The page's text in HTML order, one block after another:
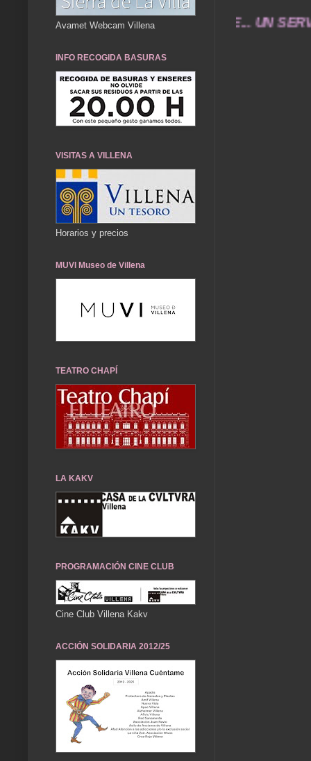
VILLENA CUÉNTAME... UN SERVICIO
Avamet Webcam Villena
INFO RECOGIDA BASURAS
VISITAS A VILLENA
Horarios y precios
MUVI Museo de Villena
TEATRO CHAPÍ
LA KAKV
PROGRAMACIÓN CINE CLUB
Cine Club Villena Kakv
ACCIÓN SOLIDARIA 2012/25